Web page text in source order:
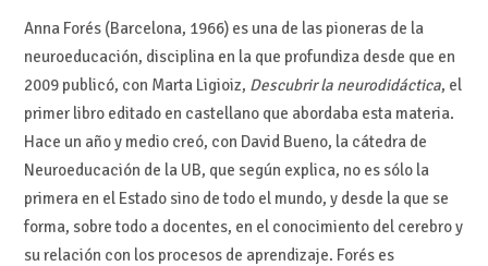
Anna Forés (Barcelona, ​​1966) es una de las pioneras de la
neuroeducación, disciplina en la que profundiza desde que en
2009 publicó, con Marta Ligioiz, Descubrir la neurodidáctica, el
primer libro editado en castellano que abordaba esta materia.
Hace un año y medio creó, con David Bueno, la cátedra de
Neuroeducación de la UB, que según explica, no es sólo la
primera en el Estado sino de todo el mundo, y desde la que se
forma, sobre todo a docentes, en el conocimiento del cerebro y
su relación con los procesos de aprendizaje. Forés es